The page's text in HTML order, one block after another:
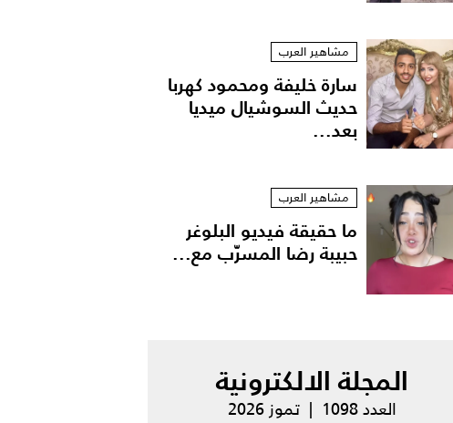
مشاهير العرب
سارة خليفة ومحمود كهربا
حديث السوشيال ميديا
بعد...
مشاهير العرب
ما حقيقة فيديو البلوغر
حبيبة رضا المسرّب مع...
المجلة الالكترونية
العدد 1098 | تموز 2026